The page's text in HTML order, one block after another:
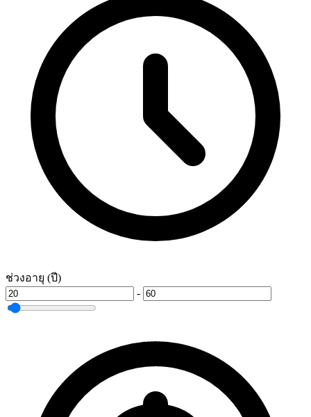
ช่วงอายุ (ปี)
-